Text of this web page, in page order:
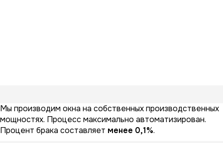
Мы производим окна на собственных производственных
мощностях. Процесс максимально автоматизирован.
Процент брака составляет менее 0,1%.